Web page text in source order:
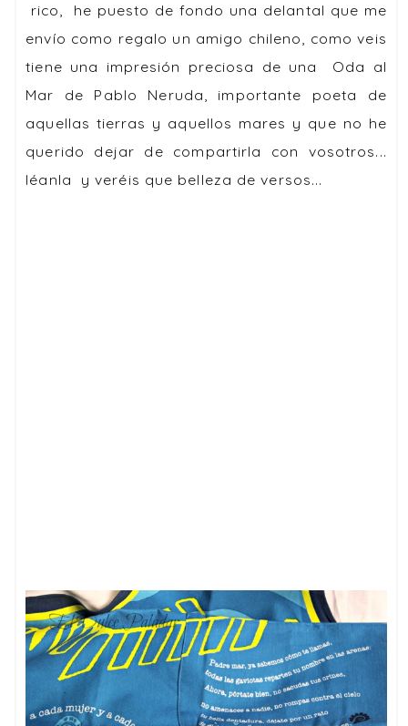
rico, he puesto de fondo una delantal que me
envío como regalo un amigo chileno, como veis
tiene una impresión preciosa de una Oda al
Mar de Pablo Neruda, importante poeta de
aquellas tierras y aquellos mares y que no he
querido dejar de compartirla con vosotros...
léanla y veréis que belleza de versos...